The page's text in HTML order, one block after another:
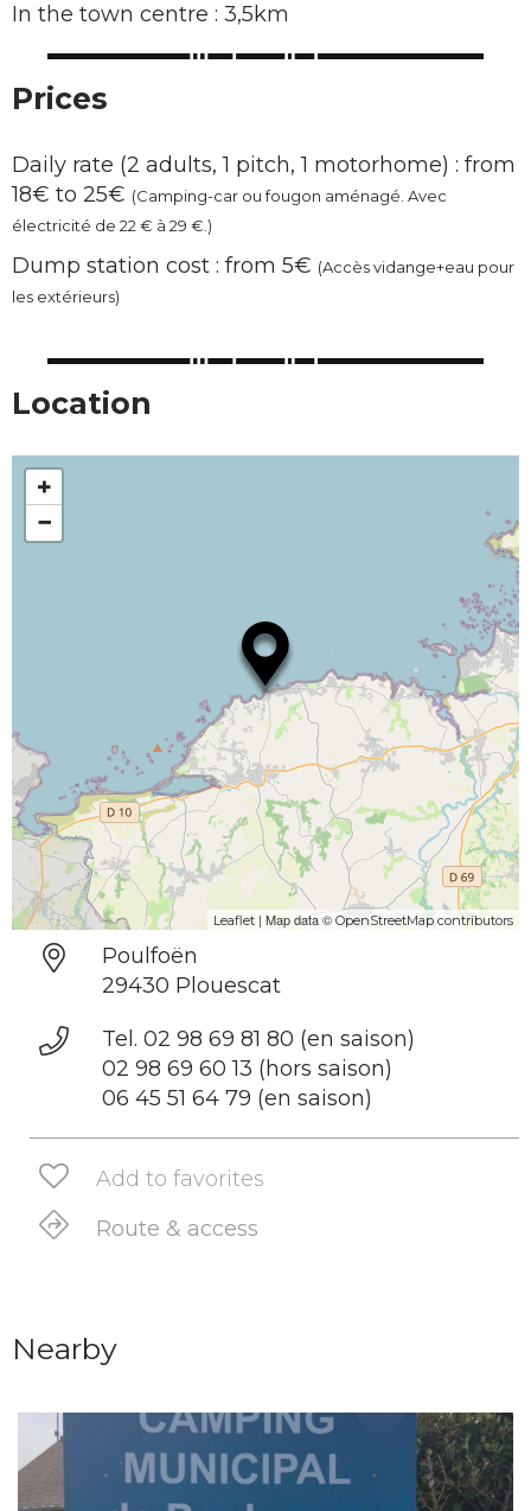
In the town centre : 3,5km
Prices
Daily rate (2 adults, 1 pitch, 1 motorhome) : from
18€ to 25€ (Camping-car ou fougon aménagé. Avec
électricité de 22 € à 29 €.)
Dump station cost : from 5€ (Accès vidange+eau pour
les extérieurs)
Location
+
−
Leaflet | Map data © OpenStreetMap contributors
Poulfoën
29430 Plouescat
Tel. 02 98 69 81 80 (en saison)
02 98 69 60 13 (hors saison)
06 45 51 64 79 (en saison)
Add to favorites
Route & access
Nearby